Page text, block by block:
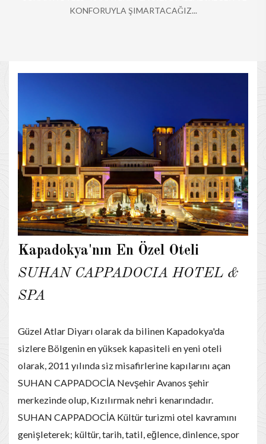
KONFORUYLA ŞIMARTACAĞIZ...
Kapadokya'nın En Özel Oteli
SUHAN CAPPADOCIA HOTEL &
SPA
Güzel Atlar Diyarı olarak da bilinen Kapadokya'da
sizlere Bölgenin en yüksek kapasiteli en yeni oteli
olarak, 2011 yılında siz misafirlerine kapılarını açan
SUHAN CAPPADOCİA Nevşehir Avanos şehir
merkezinde olup, Kızılırmak nehri kenarındadır.
SUHAN CAPPADOCİA Kültür turizmi otel kavramını
genişleterek; kültür, tarih, tatil, eğlence, dinlence, spor